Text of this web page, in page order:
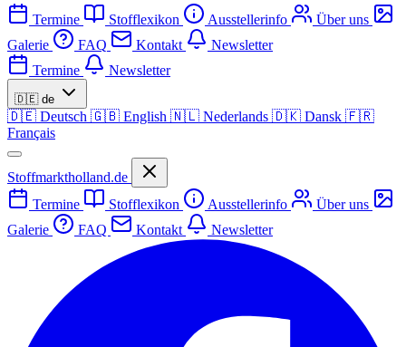
Termine Stofflexikon Ausstellerinfo
Über uns
Galerie
FAQ Kontakt
Newsletter
Termine
Newsletter
🇩🇪 de
🇩🇪 Deutsch 🇬🇧 English 🇳🇱 Nederlands 🇩🇰 Dansk 🇫🇷
Français
Stoffmarktholland.de
Termine
Stofflexikon Ausstellerinfo
Über uns
Galerie
FAQ Kontakt Newsletter